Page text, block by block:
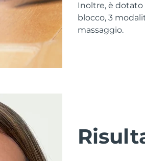
Inoltre, è
blocco, 3
massaggio.